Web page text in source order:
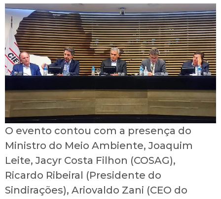
O evento contou com a presença do
Ministro do Meio Ambiente, Joaquim
Leite, Jacyr Costa Filhon (COSAG),
Ricardo Ribeiral (Presidente do
Sindirações), Ariovaldo Zani (CEO do